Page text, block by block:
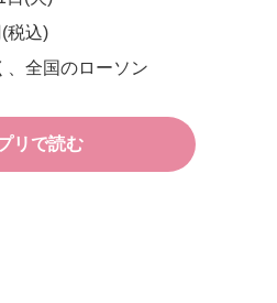
税込)
、全国のローソン
リで読む